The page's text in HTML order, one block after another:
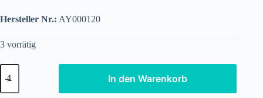
Hersteller Nr.: AY000120
3 vorrätig
ipf
AY000120
In den Warenkorb